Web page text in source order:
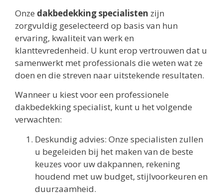
Onze dakbedekking specialisten zijn
zorgvuldig geselecteerd op basis van hun
ervaring, kwaliteit van werk en
klanttevredenheid. U kunt erop vertrouwen dat u
samenwerkt met professionals die weten wat ze
doen en die streven naar uitstekende resultaten.
Wanneer u kiest voor een professionele
dakbedekking specialist, kunt u het volgende
verwachten:
Deskundig advies: Onze specialisten zullen
u begeleiden bij het maken van de beste
keuzes voor uw dakpannen, rekening
houdend met uw budget, stijlvoorkeuren en
duurzaamheid.